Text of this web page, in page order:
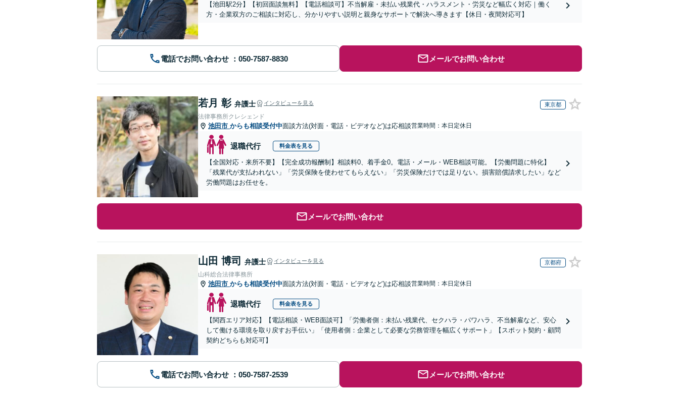
【池田駅2分】【初回面談無料】【電話相談可】不当解雇・未払い残業代・ハラスメント・労災など幅広く対応｜働く
方・企業双方のご相談に対応し、分かりやすい説明と親身なサポートで解決へ導きます【休日・夜間対応可】
電話でお問い合わせ メールでお問い合わせ
若月 彰 弁護士 インタビューを見る 東京都
法律事務所クレシェンド
池田市 からも相談受付中面談方法(対面・電話・ビデオなど)は応相談営業時間：本日定休日
退職代行 料金表を見る
【全国対応・来所不要】【完全成功報酬制】相談料0、着手金0。電話・メール・WEB相談可能。【労働問題に特化】
「残業代が支払われない」「労災保険を使わせてもらえない」「労災保険だけでは足りない。損害賠償請求したい」など
労働問題はお任せを。
メールでお問い合わせ
山田 博司 弁護士 インタビューを見る 京都府
山科総合法律事務所
池田市 からも相談受付中面談方法(対面・電話・ビデオなど)は応相談営業時間：本日定休日
退職代行 料金表を見る
【関西エリア対応】【電話相談・WEB面談可】「労働者側：未払い残業代、セクハラ・パワハラ、不当解雇など、安心
して働ける環境を取り戻すお手伝い」「使用者側：企業として必要な労務管理を幅広くサポート」【スポット契約・顧問
契約どちらも対応可】
電話でお問い合わせ メールでお問い合わせ